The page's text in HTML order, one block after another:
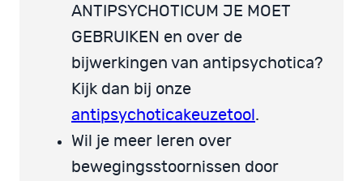
ANTIPSYCHOTICUM JE MOET
GEBRUIKEN en over de
bijwerkingen van antipsychotica?
Kijk dan bij onze
antipsychoticakeuzetool .
Wil je meer leren over
bewegingsstoornissen door